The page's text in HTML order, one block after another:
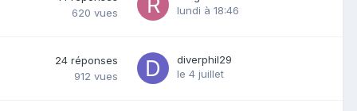
620 vues
lundi à 18:46
24 réponses
912 vues
diverphil29
le 4 juillet